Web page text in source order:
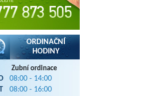
ORDINAČNÍ
HODINY
Zubní ordinace
08:00 - 14:00
08:00 - 16:00